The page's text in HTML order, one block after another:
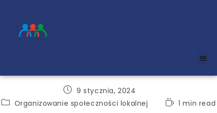
9 stycznia, 2024
Organizowanie społeczności lokalnej
1 min read